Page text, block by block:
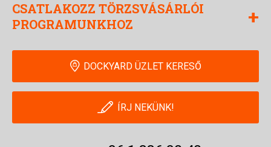
CSATLAKOZZ TÖRZSVÁSÁRLÓI
PROGRAMUNKHOZ
+
DOCKYARD ÜZLET KERESŐ
ÍRJ NEKÜNK!